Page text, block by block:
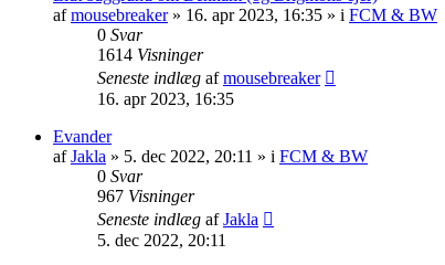
afmousebreaker» 16. apr 2023, 16:35 » i FCM & BW
0 Svar
1614 Visninger
Seneste indlæg afmousebreaker
16. apr 2023, 16:35
Evander
afJakla » 5. dec 2022, 20:11 » i FCM & BW
0 Svar
967 Visninger
Seneste indlæg afJakla
5. dec 2022, 20:11